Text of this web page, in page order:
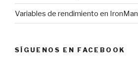
Variables de rendimiento en IronMan
SÍGUENOS EN FACEBOOK